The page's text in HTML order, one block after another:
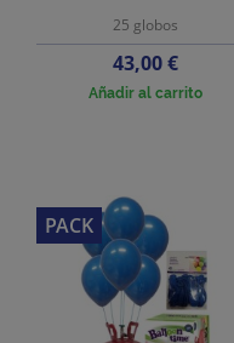
25 globos
Precio
43,00 €
Añadir al carrito
PACK